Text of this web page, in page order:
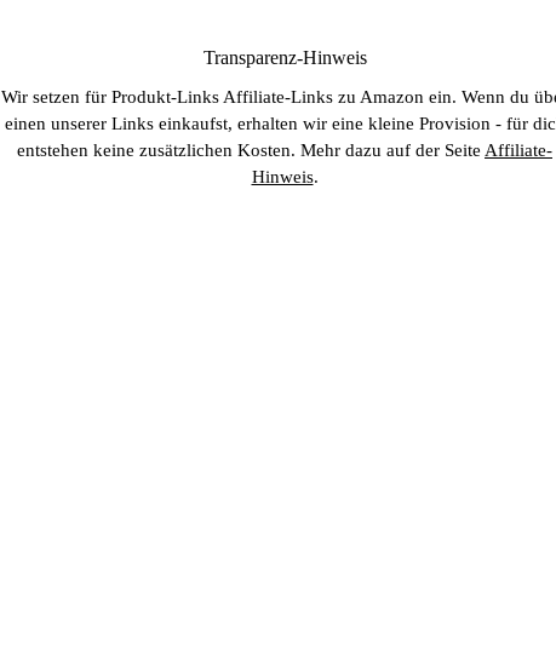
Transparenz-Hinweis
Wir setzen für Produkt-Links Affiliate-Links zu Amazon ein. Wenn du
einen unserer Links einkaufst, erhalten wir eine kleine Provision - für
entstehen keine zusätzlichen Kosten. Mehr dazu auf der Seite Affiliate-
Hinweis.